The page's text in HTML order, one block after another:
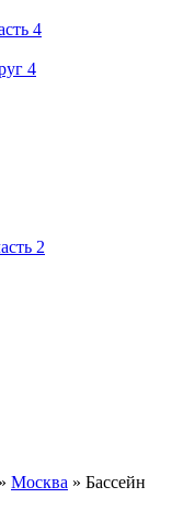
4
4
2
» Москва » Бассейн